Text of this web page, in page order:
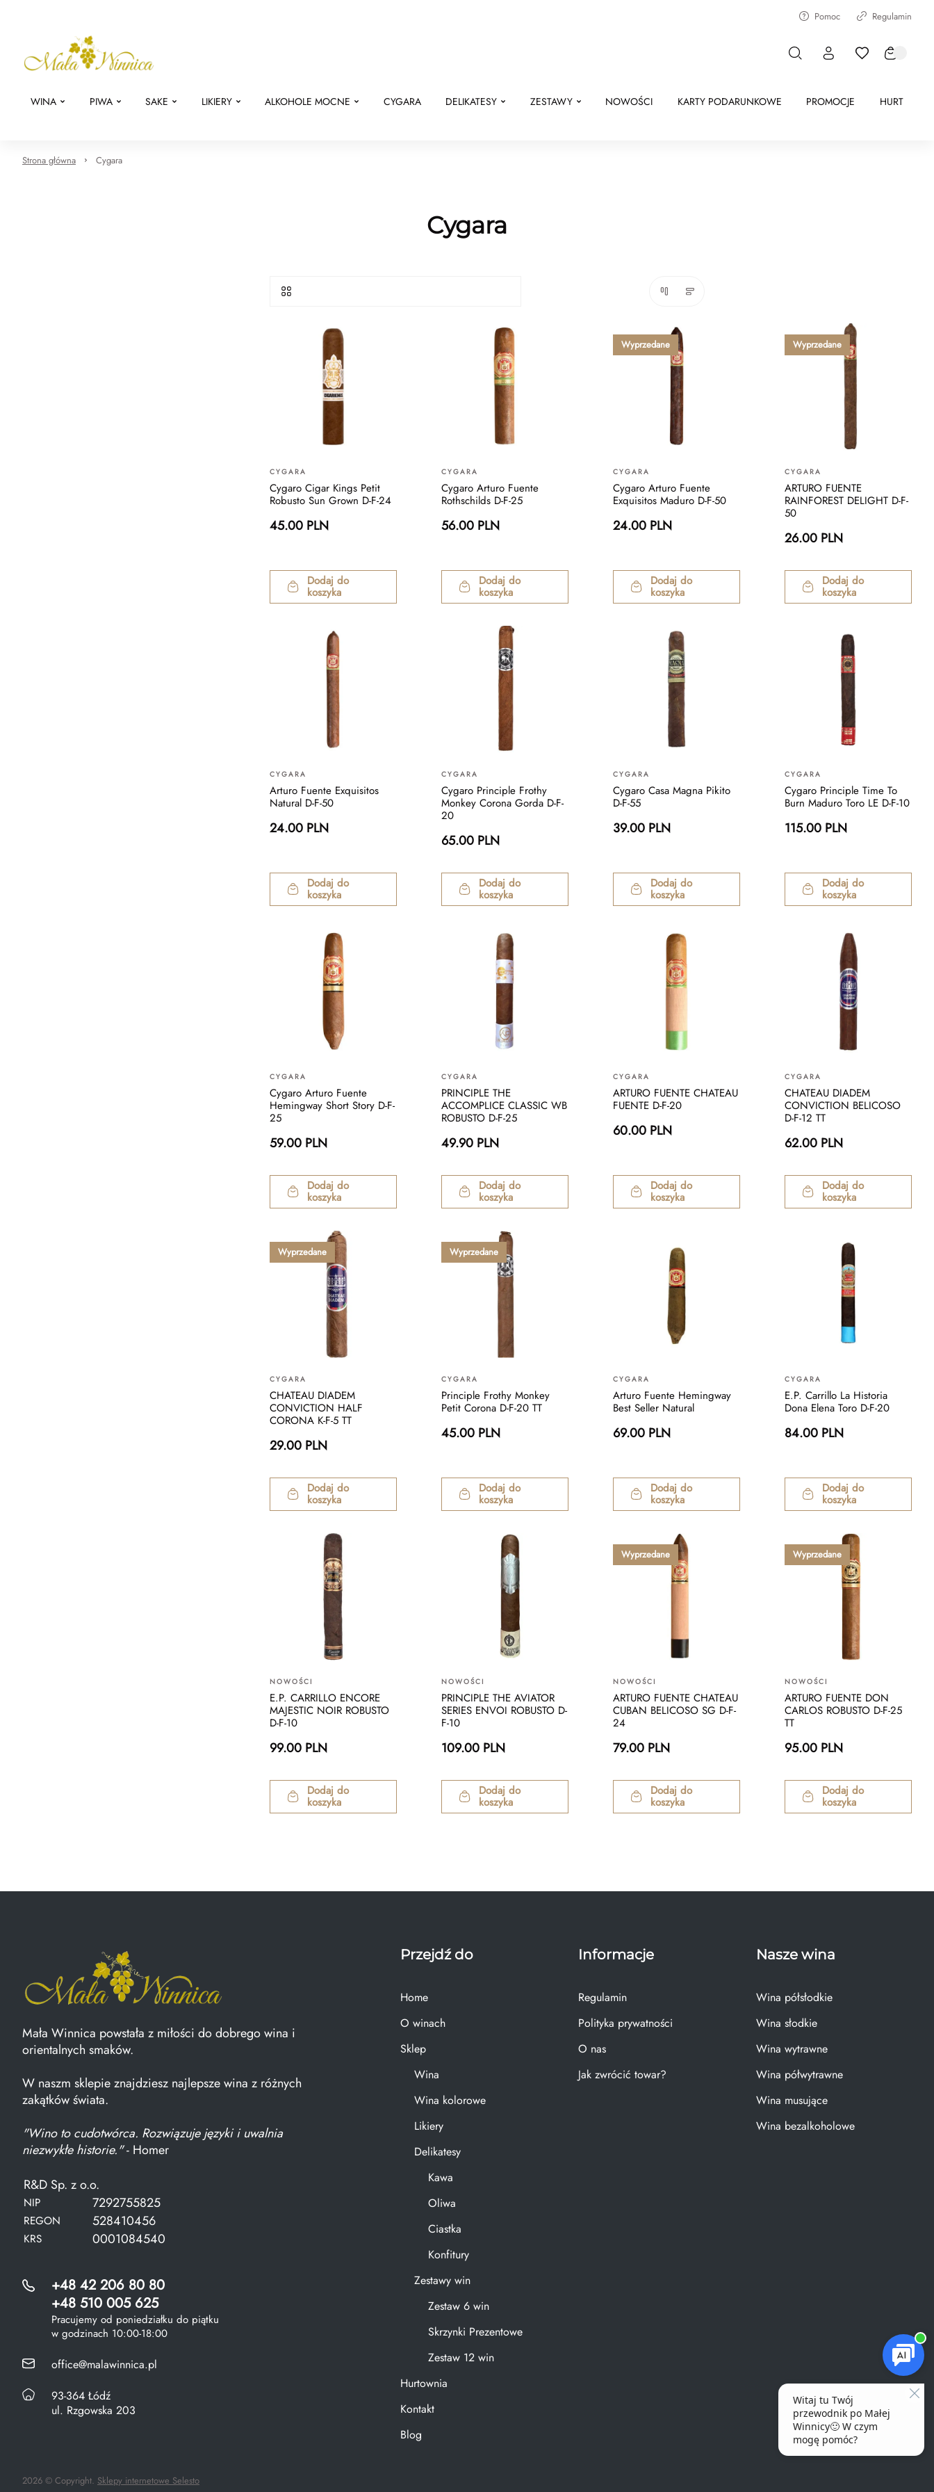
Pomoc Regulamin
WINA PIWA SAKE LIKIERY ALKOHOLE MOCNE CYGARA DELIKATESY ZESTAWY NOWOŚCI KARTY PODARUNKOWE PROMOCJE HURT
Strona główna Cygara
Cygara
CYGARA
Cygaro Cigar Kings Petit
Robusto Sun Grown D-F-24
45.00 PLN
Dodaj do
koszyka
CYGARA
Cygaro Arturo Fuente
Rothschilds D-F-25
56.00 PLN
Dodaj do
koszyka
Wyprzedane
CYGARA
Cygaro Arturo Fuente
Exquisitos Maduro D-F-50
24.00 PLN
Dodaj do
koszyka
Wyprzedane
CYGARA
ARTURO FUENTE
RAINFOREST DELIGHT D-F-
50
26.00 PLN
Dodaj do
koszyka
CYGARA
Arturo Fuente Exquisitos
Natural D-F-50
24.00 PLN
Dodaj do
koszyka
CYGARA
Cygaro Principle Frothy
Monkey Corona Gorda D-F-
20
65.00 PLN
Dodaj do
koszyka
CYGARA
Cygaro Casa Magna Pikito
D-F-55
39.00 PLN
Dodaj do
koszyka
CYGARA
Cygaro Principle Time To
Burn Maduro Toro LE D-F-10
115.00 PLN
Dodaj do
koszyka
CYGARA
Cygaro Arturo Fuente
Hemingway Short Story D-F-
25
59.00 PLN
Dodaj do
koszyka
CYGARA
PRINCIPLE THE
ACCOMPLICE CLASSIC WB
ROBUSTO D-F-25
49.90 PLN
Dodaj do
koszyka
CYGARA
ARTURO FUENTE CHATEAU
FUENTE D-F-20
60.00 PLN
Dodaj do
koszyka
CYGARA
CHATEAU DIADEM
CONVICTION BELICOSO
D-F-12 TT
62.00 PLN
Dodaj do
koszyka
Wyprzedane
CYGARA
CHATEAU DIADEM
CONVICTION HALF
CORONA K-F-5 TT
29.00 PLN
Dodaj do
koszyka
Wyprzedane
CYGARA
Principle Frothy Monkey
Petit Corona D-F-20 TT
45.00 PLN
Dodaj do
koszyka
CYGARA
Arturo Fuente Hemingway
Best Seller Natural
69.00 PLN
Dodaj do
koszyka
CYGARA
E.P. Carrillo La Historia
Dona Elena Toro D-F-20
84.00 PLN
Dodaj do
koszyka
NOWOŚCI
E.P. CARRILLO ENCORE
MAJESTIC NOIR ROBUSTO
D-F-10
99.00 PLN
Dodaj do
koszyka
NOWOŚCI
PRINCIPLE THE AVIATOR
SERIES ENVOI ROBUSTO D-
F-10
109.00 PLN
Dodaj do
koszyka
Wyprzedane
NOWOŚCI
ARTURO FUENTE CHATEAU
CUBAN BELICOSO SG D-F-
24
79.00 PLN
Dodaj do
koszyka
Wyprzedane
NOWOŚCI
ARTURO FUENTE DON
CARLOS ROBUSTO D-F-25
TT
95.00 PLN
Dodaj do
koszyka
Mała Winnica powstała z miłości do dobrego wina i
orientalnych smaków.
W naszm sklepie znajdziesz najlepsze wina z różnych
zakątków świata.
"Wino to cudotwórca. Rozwiązuje języki i uwalnia
niezwykłe historie."- Homer
R&D Sp. z o.o.
NIP 7292755825
REGON 528410456
KRS 0001084540
+48 42 206 80 80
+48 510 005 625
Pracujemy od poniedziałku do piątku
w godzinach 10:00-18:00
office@malawinnica.pl
93-364 Łódź
ul. Rzgowska 203
Przejdź do
Home
O winach
Sklep
Wina
Wina kolorowe
Likiery
Delikatesy
Kawa
Oliwa
Ciastka
Konfitury
Zestawy win
Zestaw 6 win
Skrzynki Prezentowe
Zestaw 12 win
Hurtownia
Kontakt
Blog
Informacje
Regulamin
Polityka prywatności
O nas
Jak zwrócić towar?
Nasze wina
Wina półsłodkie
Wina słodkie
Wina wytrawne
Wina półwytrawne
Wina musujące
Wina bezalkoholowe
2026 © Copyright. Sklepy internetowe Selesto